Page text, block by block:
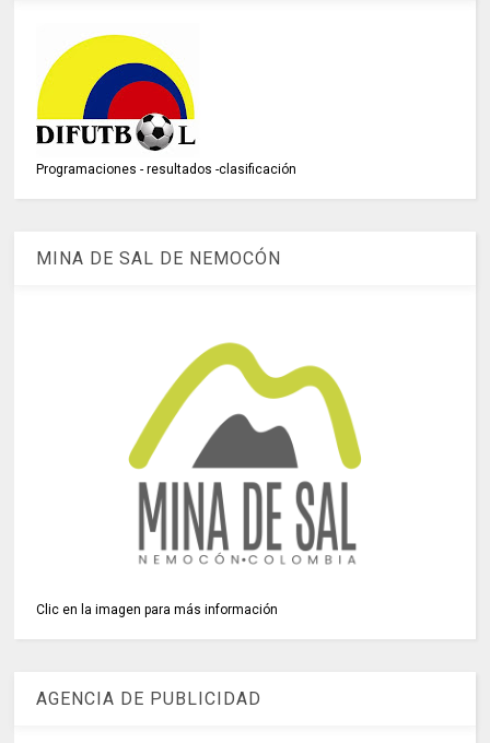
Programaciones - resultados -clasificación
MINA DE SAL DE NEMOCÓN
Clic en la imagen para más información
AGENCIA DE PUBLICIDAD